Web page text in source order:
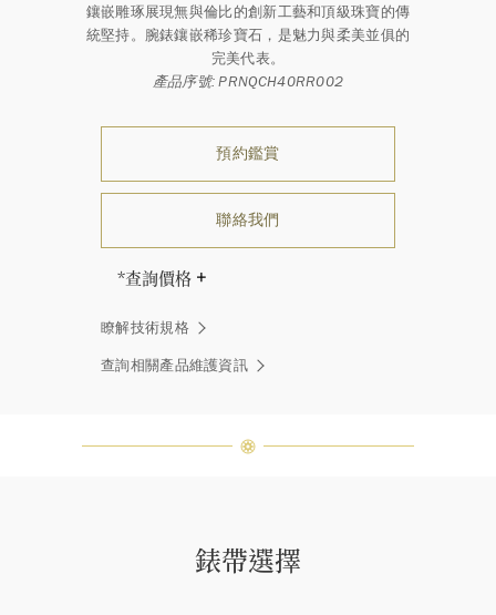
鑲嵌雕琢展現無與倫比的創新工藝和頂級珠寶的傳
統堅持。腕錶鑲嵌稀珍寶石，是魅力與柔美並俱的
完美代表。
產品序號: PRNQCH40RR002
預約鑑賞
聯絡我們
*查詢價格
兩顆相同的鑽石。」 海瑞溫斯頓的每
一件高級珠寶作品也是如此：每個寶
石皆與眾不同而採用獨特鑲嵌方式，
瞭解技術規格
查詢相關產品維護資訊
錶帶選擇